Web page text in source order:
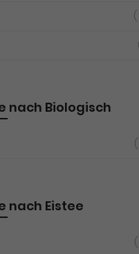
nach Biologisch
nach Eistee